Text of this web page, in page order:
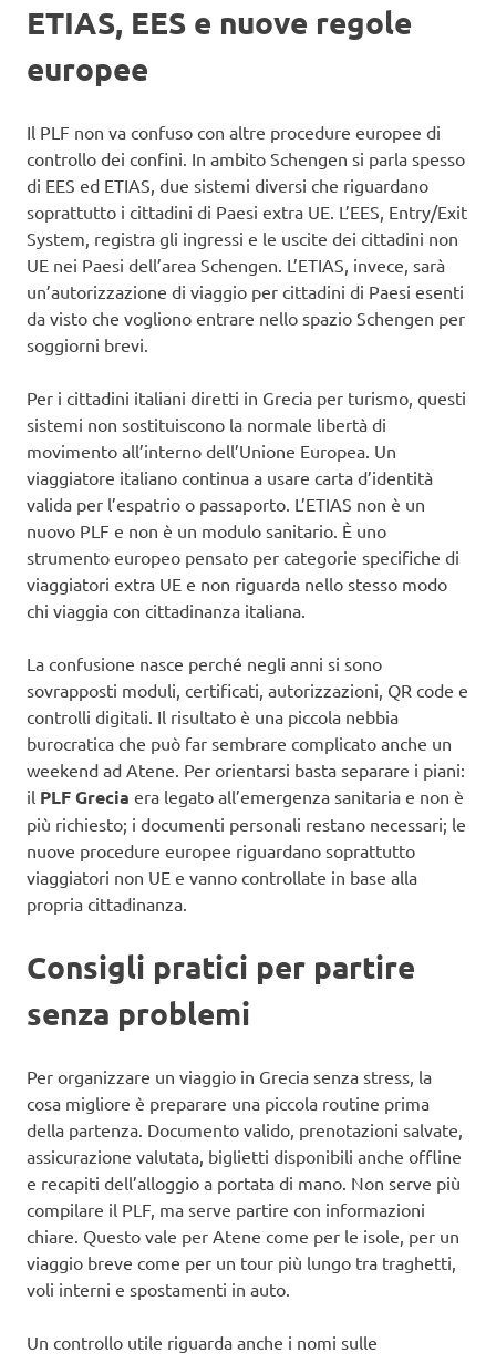
ETIAS, EES e nuove regole
europee
Il PLF non va confuso con altre procedure europee di
controllo dei confini. In ambito Schengen si parla spesso
di EES ed ETIAS, due sistemi diversi che riguardano
soprattutto i cittadini di Paesi extra UE. L’EES, Entry/Exit
System, registra gli ingressi e le uscite dei cittadini non
UE nei Paesi dell’area Schengen. L’ETIAS, invece, sarà
un’autorizzazione di viaggio per cittadini di Paesi esenti
da visto che vogliono entrare nello spazio Schengen per
soggiorni brevi.
Per i cittadini italiani diretti in Grecia per turismo, questi
sistemi non sostituiscono la normale libertà di
movimento all’interno dell’Unione Europea. Un
viaggiatore italiano continua a usare carta d’identità
valida per l’espatrio o passaporto. L’ETIAS non è un
nuovo PLF e non è un modulo sanitario. È uno
strumento europeo pensato per categorie specifiche di
viaggiatori extra UE e non riguarda nello stesso modo
chi viaggia con cittadinanza italiana.
La confusione nasce perché negli anni si sono
sovrapposti moduli, certificati, autorizzazioni, QR code e
controlli digitali. Il risultato è una piccola nebbia
burocratica che può far sembrare complicato anche un
weekend ad Atene. Per orientarsi basta separare i piani:
il PLF Grecia era legato all’emergenza sanitaria e non è
più richiesto; i documenti personali restano necessari; le
nuove procedure europee riguardano soprattutto
viaggiatori non UE e vanno controllate in base alla
propria cittadinanza.
Consigli pratici per partire
senza problemi
Per organizzare un viaggio in Grecia senza stress, la
cosa migliore è preparare una piccola routine prima
della partenza. Documento valido, prenotazioni salvate,
assicurazione valutata, biglietti disponibili anche offline
e recapiti dell’alloggio a portata di mano. Non serve più
compilare il PLF, ma serve partire con informazioni
chiare. Questo vale per Atene come per le isole, per un
viaggio breve come per un tour più lungo tra traghetti,
voli interni e spostamenti in auto.
Un controllo utile riguarda anche i nomi sulle